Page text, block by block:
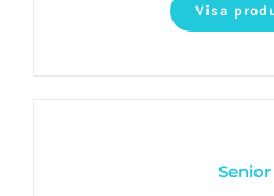
Visa
Senior